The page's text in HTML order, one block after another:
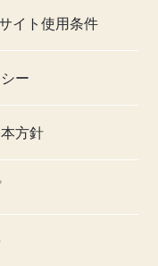
イト使用条件
ー
方針